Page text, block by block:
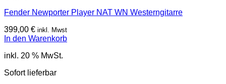
Fender Newporter Player NAT WN Westerngitarre
399,00 € inkl. Mwst
In den Warenkorb
inkl. 20 % MwSt.
Sofort lieferbar